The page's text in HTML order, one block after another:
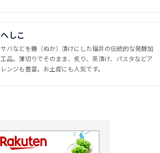
へしこ
サバなどを糠（ぬか）漬けにした福井の伝統的な発酵加
工品。薄切りでそのまま、炙り、茶漬け、パスタなどア
レンジも豊富。お土産にも人気です。